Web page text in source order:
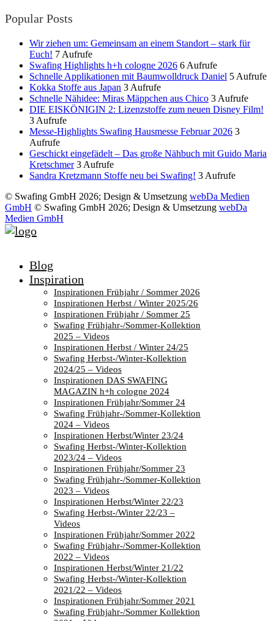
Popular Posts
Wir ziehen um: Gemeinsam an einem Standort – stark für
Euch! 7 Aufrufe
Swafing Highlights h+h cologne 2026 6 Aufrufe
Schnelle Applikationen mit Baumwolldruck Daniel 5 Aufrufe
Kokka Stoffe aus Japan 3 Aufrufe
Schnelle Nähidee: Miras Mäppchen aus Chico 3 Aufrufe
DIE EISKÖNIGIN 2: Lizenzstoffe zum neuen Disney Film!
3 Aufrufe
Messe-Highlights Swafing Hausmesse Februar 2026 3
Aufrufe
Geschickt eingefädelt – Das große Nähbuch mit Guido Maria
Kretschmer 3 Aufrufe
Sandra Kretzmann Stoffe neu bei Swafing! 3 Aufrufe
© Swafing GmbH 2026; Design & Umsetzung webDa Medien
GmbH © Swafing GmbH 2026; Design & Umsetzung webDa
Medien GmbH
Blog
Inspiration
Inspirationen Frühjahr / Sommer 2026
Inspirationen Herbst / Winter 2025/26
Inspirationen Frühjahr / Sommer 25
Swafing Frühjahr-/Sommer-Kollektion
2025 – Videos
Inspirationen Herbst / Winter 24/25
Swafing Herbst-/Winter-Kollektion
2024/25 – Videos
Inspirationen DAS SWAFING
MAGAZIN h+h cologne 2024
Inspirationen Frühjahr/Sommer 24
Swafing Frühjahr-/Sommer-Kollektion
2024 – Videos
Inspirationen Herbst/Winter 23/24
Swafing Herbst-/Winter-Kollektion
2023/24 – Videos
Inspirationen Frühjahr/Sommer 23
Swafing Frühjahr-/Sommer-Kollektion
2023 – Videos
Inspirationen Herbst/Winter 22/23
Swafing Herbst-/Winter 22/23 –
Videos
Inspirationen Frühjahr/Sommer 2022
Swafing Frühjahr-/Sommer-Kollektion
2022 – Videos
Inspirationen Herbst/Winter 21/22
Swafing Herbst-/Winter-Kollektion
2021/22 – Videos
Inspirationen Frühjahr/Sommer 2021
Swafing Frühjahr-/Sommer Kollektion